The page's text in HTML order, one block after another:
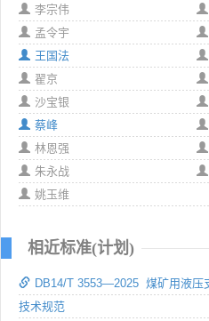
李宗伟
孟令宇
王国法
翟京
沙宝银
蔡峰
林恩强
朱永战
姚玉维
相近标准(计划)
DB14/T 3553—2025 煤矿用液压
技术规范